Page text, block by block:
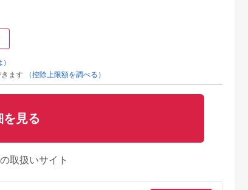
ます
（控除上限額を調べる）
を見る
取扱いサイト